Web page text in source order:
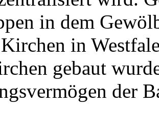
in dem
in
gebaut
der